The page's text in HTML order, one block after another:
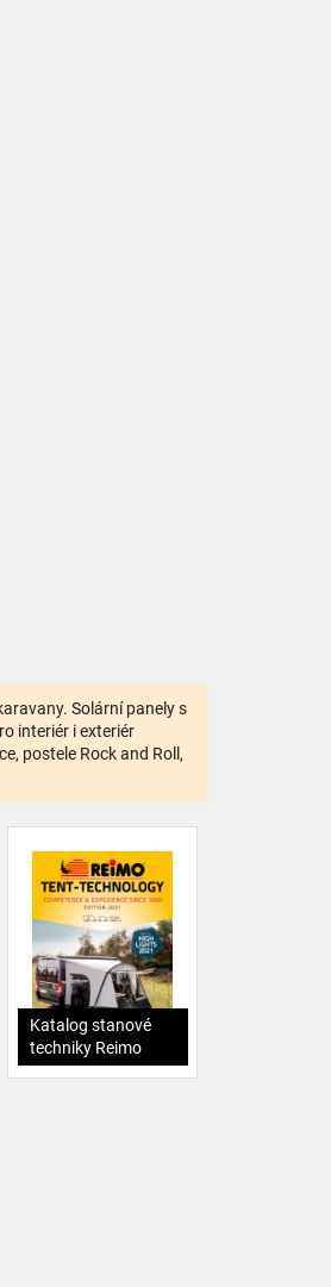
Solární panely s
interiér i exteriér
postele Rock and Roll,
Katalog stanové
techniky Reimo